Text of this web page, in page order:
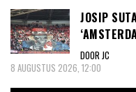
JOSIP
DOOR JC
8 AUGUSTUS 2026, 12:00